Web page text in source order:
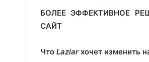
БОЛЕЕ ЭФФЕКТИВНОЕ
САЙТ
Что Laziarхочет изменить